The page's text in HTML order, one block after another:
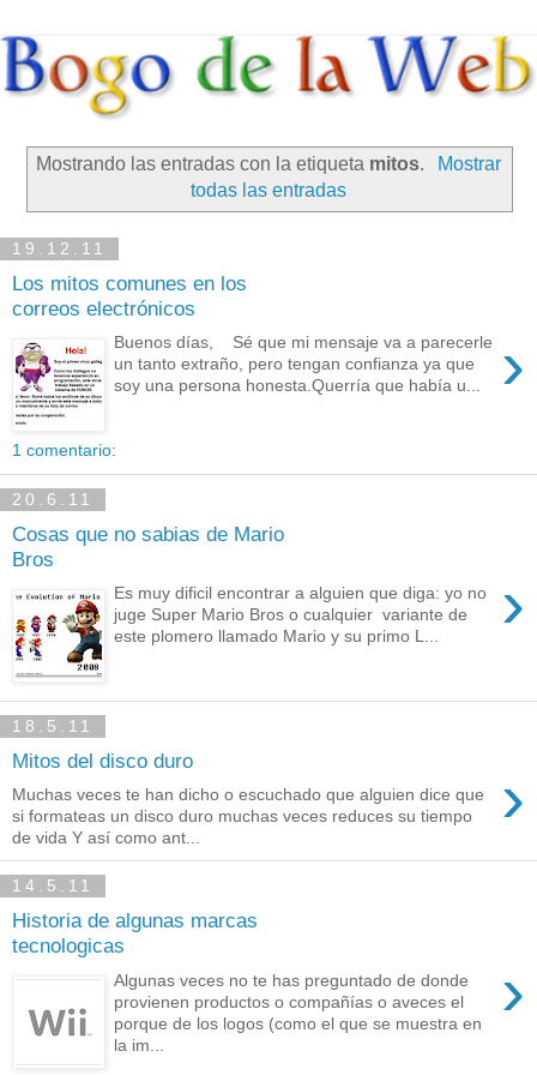
Mostrando las entradas con la etiqueta mitos.
Mostrar
todas las entradas
19.12.11
Los mitos comunes en los
correos electrónicos
›
Buenos días, Sé que mi mensaje va a parecerle
un tanto extraño, pero tengan confianza ya que
soy una persona honesta.Querría que había u...
1 comentario:
20.6.11
Cosas que no sabias de Mario
Bros
›
Es muy dificil encontrar a alguien que diga: yo no
juge Super Mario Bros o cualquier variante de
este plomero llamado Mario y su primo L...
18.5.11
Mitos del disco duro ›
Muchas veces te han dicho o escuchado que alguien dice que
si formateas un disco duro muchas veces reduces su tiempo
de vida Y así como ant...
14.5.11
Historia de algunas marcas
tecnologicas
›
Algunas veces no te has preguntado de donde
provienen productos o compañías o aveces el
porque de los logos (como el que se muestra en
la im...